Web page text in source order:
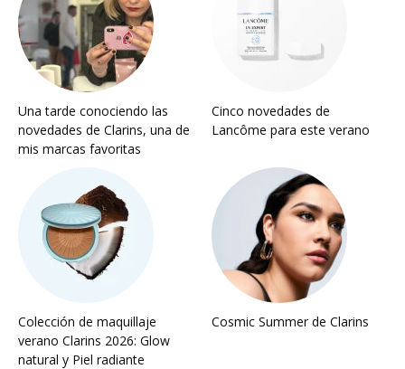
Una tarde conociendo las
novedades de Clarins, una de
mis marcas favoritas
Cinco novedades de
Lancôme para este verano
Colección de maquillaje
verano Clarins 2026: Glow
natural y Piel radiante
Cosmic Summer de Clarins